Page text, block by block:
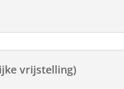
vrijstelling)